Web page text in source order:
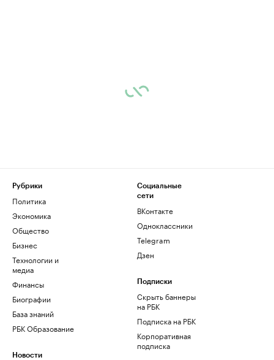
Рубрики
Политика
Экономика
Общество
Бизнес
Технологии и
медиа
Финансы
Биографии
База знаний
РБК Образование
Новости
Социальные
сети
ВКонтакте
Одноклассники
Telegram
Дзен
Подписки
Скрыть баннеры
на РБК
Подписка на РБК
Корпоративная
подписка